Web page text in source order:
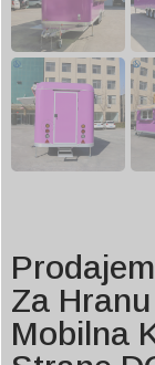
Za
Mobilna